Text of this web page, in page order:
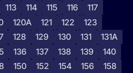
113 114 115 116
117
120А 121 122
123
128 129 130 131
131А
136 137 138 139
140
150 152 154 156
158